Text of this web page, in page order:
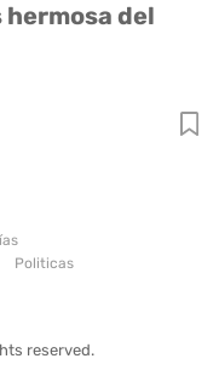
del
Politicas
reserved.